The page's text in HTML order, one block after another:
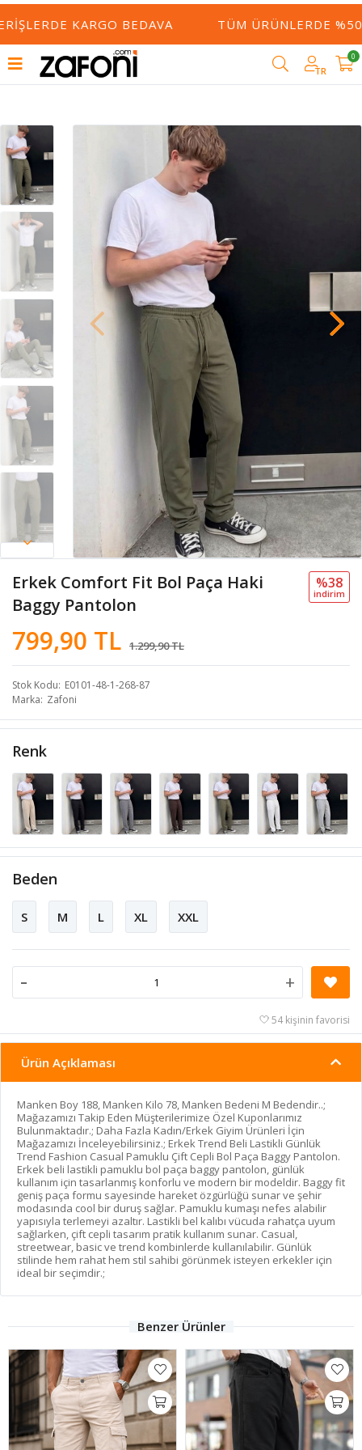
KARGO BEDAVA TÜM ÜRÜNLERDE
TR
0
Erkek Comfort Fit Bol Paça Haki
Baggy Pantolon
799,90 TL 1.299,90 TL
%38
i̇ndi̇ri̇m
Stok Kodu E0101-48-1-268-87
Marka Zafoni
Renk
Beden
S M L XL XXL
- +
54 kişinin favorisi
Ürün Açıklaması
Manken Boy 188, Manken Kilo 78, Manken Bedeni M Bedendir..;
Mağazamızı Takip Eden Müşterilerimize Özel Kuponlarımız
Bulunmaktadır.; Daha Fazla Kadın/Erkek Giyim Ürünleri İçin
Mağazamızı İnceleyebilirsiniz.; Erkek Trend Beli Lastikli Günlük
Trend Fashion Casual Pamuklu Çift Cepli Bol Paça Baggy Pantolon.
Erkek beli lastikli pamuklu bol paça baggy pantolon, günlük
kullanım için tasarlanmış konforlu ve modern bir modeldir. Baggy fit
geniş paça formu sayesinde hareket özgürlüğü sunar ve şehir
modasında cool bir duruş sağlar. Pamuklu kumaşı nefes alabilir
yapısıyla terlemeyi azaltır. Lastikli bel kalıbı vücuda rahatça uyum
sağlarken, çift cepli tasarım pratik kullanım sunar. Casual,
streetwear, basic ve trend kombinlerde kullanılabilir. Günlük
stilinde hem rahat hem stil sahibi görünmek isteyen erkekler için
ideal bir seçimdir.;
Benzer Ürünler